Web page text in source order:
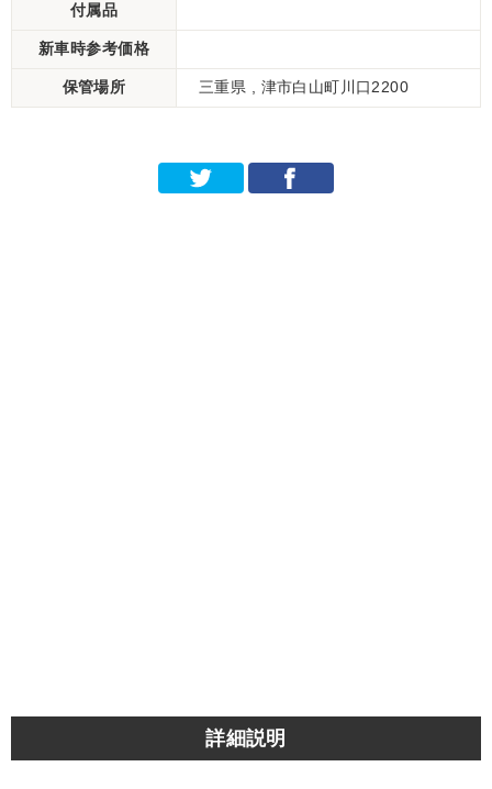
付属品
新車時参考価格
保管場所 三重県 , 津市白山町川口2200
詳細説明